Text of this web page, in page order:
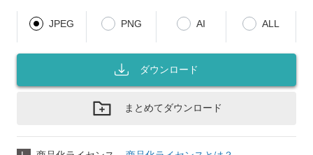
JPEG PNG AI ALL
ダウンロード
まとめてダウンロード